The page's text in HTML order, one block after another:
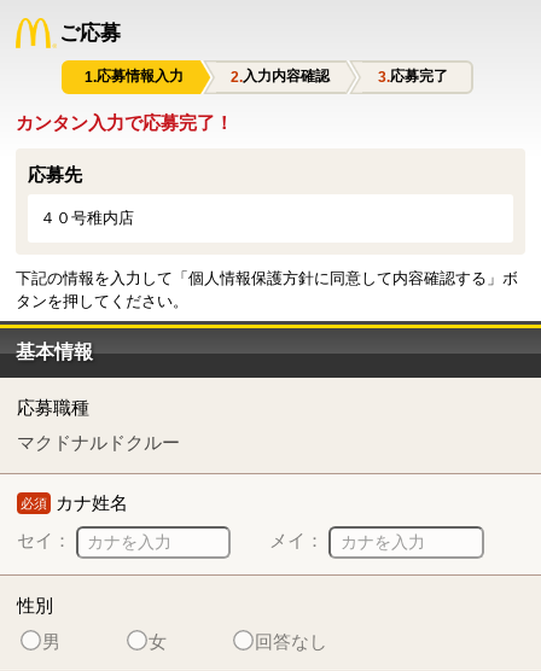
ご応募
応募情報入力 入力内容確認 応募完了
カンタン入力で応募完了！
応募先
４０号稚内店
下記の情報を入力して「個人情報保護方針に同意して内容確認する」ボ
タンを押してください。
基本情報
応募職種
マクドナルドクルー
必須 カナ姓名
セイ：
メイ：
性別
男
女 回答なし